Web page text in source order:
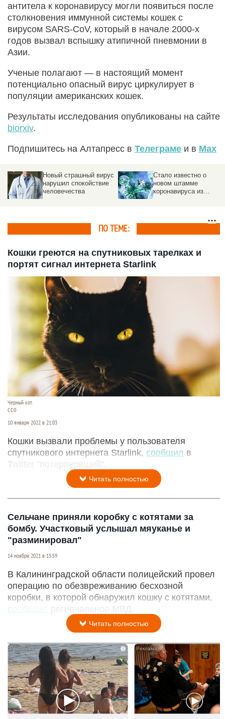
антитела к коронавирусу могли появиться после
столкновения иммунной системы кошек с
вирусом SARS-CoV, который в начале 2000-х
годов вызвал вспышку атипичной пневмонии в
Азии.
Ученые полагают — в настоящий момент
потенциально опасный вирус циркулирует в
популяции американских кошек.
Результаты исследования опубликованы на сайте
biorxiv.
Подпишитесь на Алтапресс в Телеграме и в Max
Новый страшный вирус
нарушил спокойствие
человечества
Стало известно о
новом штамме
коронавируса из
ПО ТЕМЕ:
Кошки греются на спутниковых тарелках и
портят сигнал интернета Starlink
Черный кот.
СС0
10 января 2022 в 21:03
Кошки вызвали проблемы у пользователя
спутникового интернета Starlink, сообщил в
Twitter "потерпервший".
Читать полностью
Сельчане приняли коробку с котятами за
бомбу. Участковый услышал мяуканье и
"разминировал"
14 ноября 2021 в 15:59
В Калининградской области полицейский провел
операцию по обезвреживанию бесхозной
коробки, в которой обнаружил кошку с котятами,
сообщает
региональное МВД.
Читать полностью
i